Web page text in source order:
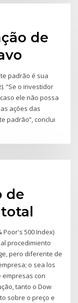
de
padrão é sua
“Se o investidor
ele não possa
ações das
padrão”, conclui
de
Poor's 500 Index)
procedimiento
pero diferente de
o sea los
empresas con
tanto o Dow
sobre o preço e